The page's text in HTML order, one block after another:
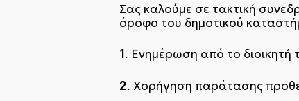
Σας καλούμε σε τακτική
όροφο του δημοτικού
1. Ενημέρωση από το διοικητή
2. Χορήγηση παράτασης